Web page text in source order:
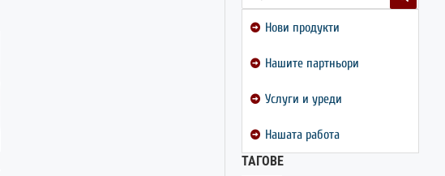
Нови продукти
Нашите партньори
Услуги и уреди
Нашата работа
ТАГОВЕ